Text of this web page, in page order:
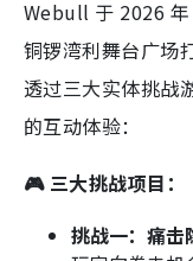
Webull 于 2026
铜锣湾利舞台广场
透过三大实体挑战
的互动体验：
🎮 三大挑战项目：
挑战一：痛击